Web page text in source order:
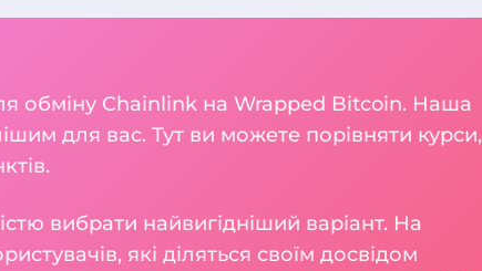
обміну Chainlink на Wrapped Bitcoin. Наша
для вас. Тут ви можете порівняти курси,
вибрати найвигідніший варіант. На
які діляться своїм досвідом